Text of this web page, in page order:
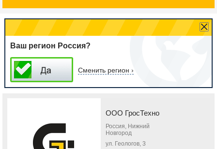
Ваш регион Россия?
Сменить регион ›
ООО ГросТехно
Россия, Нижний
Новгород
ул. Геологов, 3